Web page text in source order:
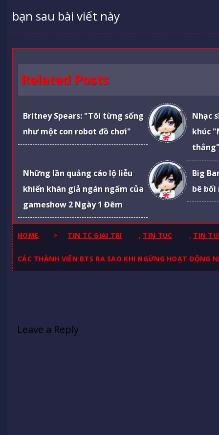
bạn sau bài viết này
Related Posts
Britney Spears: "Tôi từng sống
như một con robot đồ chơi"
Nhạc
khúc
Những lần quảng cáo lộ liễu
khiến khán giả ngán ngẩm của
gameshow 2 Ngày 1 Đêm
Big
bê bối
HOME > TIN TC GIAI TRI , TIN TUC , TIN
CÁC THÀNH VIÊN BTS RA SAO KHI NGỪNG HOẠT ĐỘNG
Leave a Reply